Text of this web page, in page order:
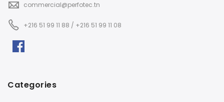
commercial@perfotec.tn
+216 51 99 11 88 / +216 51 99 11 08
Categories